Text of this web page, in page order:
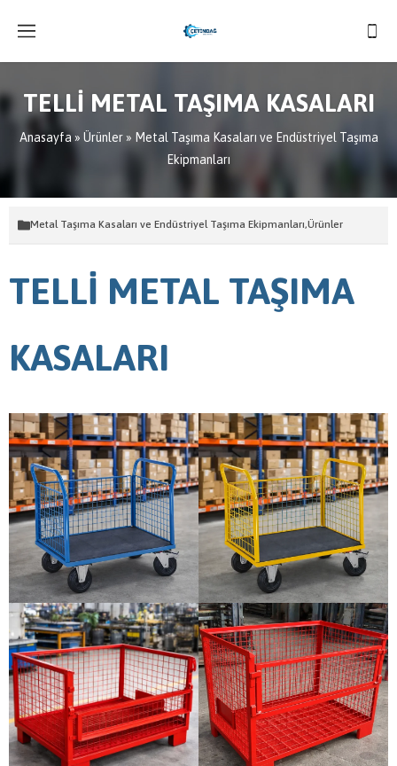
TELLİ METAL TAŞIMA KASALARI
Anasayfa » Ürünler» Metal Taşıma Kasaları ve Endüstriyel Taşıma
Ekipmanları
Metal Taşıma Kasaları ve Endüstriyel Taşıma Ekipmanları,Ürünler
TELLİ METAL TAŞIMA
KASALARI